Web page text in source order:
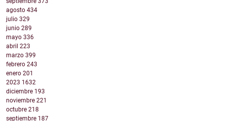
agosto 434
julio 329
junio 289
mayo 336
abril 223
marzo 399
febrero 243
enero 201
2023 1632
diciembre 193
noviembre 221
octubre 218
septiembre 187